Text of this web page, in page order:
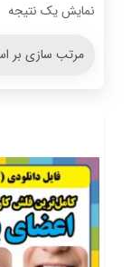
نمایش یک نتیجه